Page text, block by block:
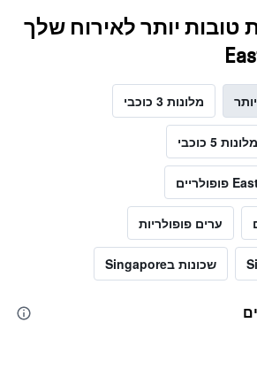
טובות יותר לאירוח שלך
מלונות 3 כוכבי
מלונות 5 כוכבי
ערים פופולריות
שכונות בSingapore